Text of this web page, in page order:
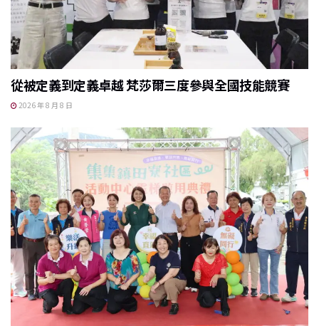
從被定義到定義卓越 梵莎爾三度參與全國技能競賽
2026 年 8 月 8 日